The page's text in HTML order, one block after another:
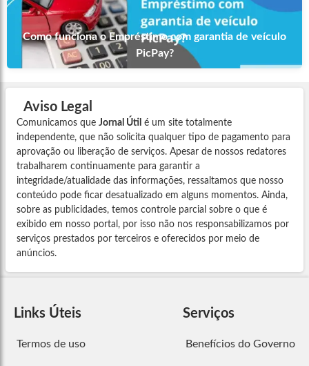
Como funciona o Empréstimo com garantia de veículo
PicPay?
Aviso Legal
Comunicamos que Jornal Útil é um site totalmente
independente, que não solicita qualquer tipo de pagamento para
aprovação ou liberação de serviços. Apesar de nossos redatores
trabalharem continuamente para garantir a
integridade/atualidade das informações, ressaltamos que nosso
conteúdo pode ficar desatualizado em alguns momentos. Ainda,
sobre as publicidades, temos controle parcial sobre o que é
exibido em nosso portal, por isso não nos responsabilizamos por
serviços prestados por terceiros e oferecidos por meio de
anúncios.
Links Úteis
Termos de uso
Serviços
Benefícios do Governo